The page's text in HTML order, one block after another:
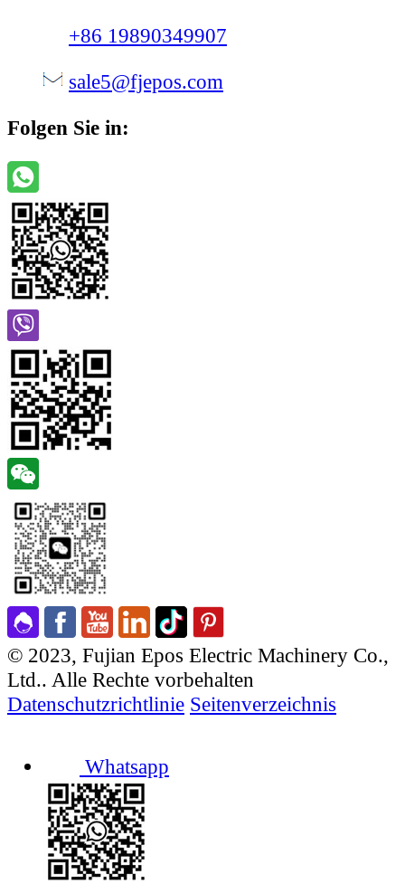
+86 19890349907
sale5@fjepos.com
Folgen Sie in:
© 2023, Fujian Epos Electric Machinery Co.,
Ltd.. Alle Rechte vorbehalten
Datenschutzrichtlinie Seitenverzeichnis
Whatsapp